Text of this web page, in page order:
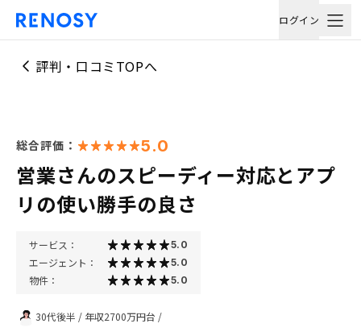
ログイン
評判・口コミTOPへ
総合評価： 5.0
営業さんのスピーディー対応とアプ
リの使い勝手の良さ
サービス： 5.0
エージェント： 5.0
物件： 5.0
30代後半 / 年収2700万円台 /